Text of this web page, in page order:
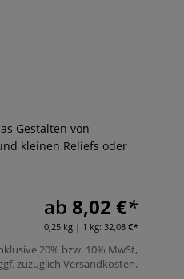
Gestalten von
kleinen Reliefs oder
ab 8,02 €
0,25 kg | 1 kg: 32,08 €
20% bzw. 10% MwSt,
zuzüglich Versandkosten.